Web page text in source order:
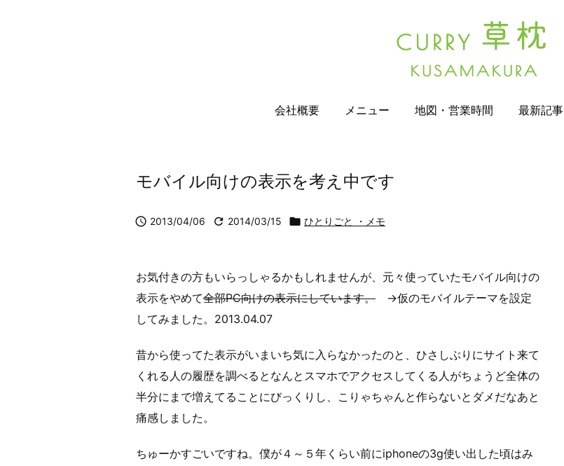
会社概要 メニュー 地図・営業時間 最新記事
モバイル向けの表示を考え中です
 2013/04/06  2014/03/15  ひとりごと ・メモ
お気付きの方もいらっしゃるかもしれませんが、元々使っていたモバイル向けの
表示をやめて全部PC向けの表示にしています。 →仮のモバイルテーマを設定
してみました。2013.04.07
昔から使ってた表示がいまいち気に入らなかったのと、ひさしぶりにサイト来て
くれる人の履歴を調べるとなんとスマホでアクセスしてくる人がちょうど全体の
半分にまで増えてることにびっくりし、こりゃちゃんと作らないとダメだなあと
痛感しました。
ちゅーかすごいですね。僕が４～５年くらい前にiphoneの3g使い出した頃はみ